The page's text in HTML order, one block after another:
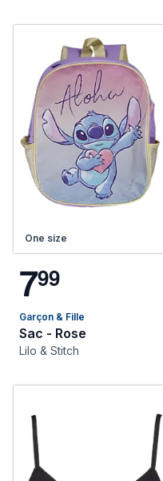
One size
799
Garçon & Fille
Sac - Rose
Lilo & Stitch